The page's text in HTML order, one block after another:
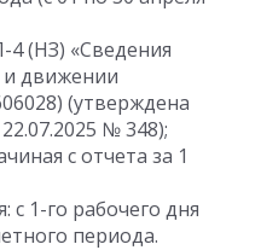
(НЗ) «Сведения
и движении
(утверждена
№ 348);
с отчета за 1
с 1-го рабочего дня
периода.